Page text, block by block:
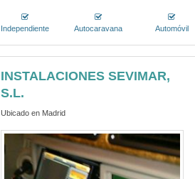
Independiente Autocaravana Automóvil
INSTALACIONES SEVIMAR,
S.L.
Ubicado en Madrid